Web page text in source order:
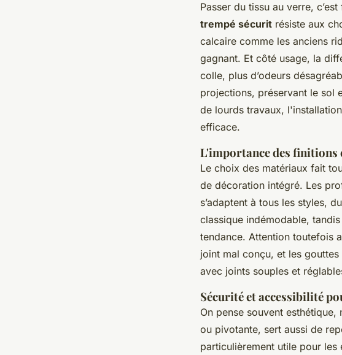
Passer du tissu au verre,
trempé sécurit résiste aux
calcaire comme les anciens
gagnant. Et côté usage, la
colle, plus d’odeurs
projections, préservant le sol
de lourds travaux,
efficace.
L'importance des finitions
Le choix des matériaux fait
de décoration intégré. Les
s’adaptent à tous les styles,
classique indémodable,
tendance. Attention toutefois
joint mal conçu, et les
avec joints souples et
Sécurité et accessibilité
On pense souvent
ou pivotante, sert aussi de
particulièrement utile pour les